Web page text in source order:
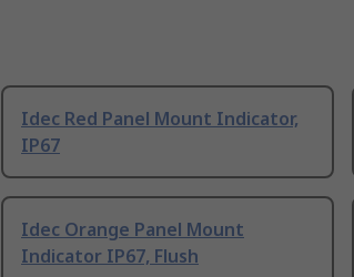
Idec Red Panel Mount Indicator,
IP67
Idec Orange Panel Mount
Indicator IP67, Flush